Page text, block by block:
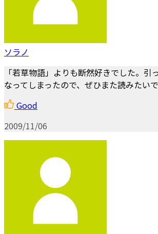
ソラノ
「若草物語」よりも断然好きでした。引
なってしまったので、ぜひまた読みたいで
Good
2009/11/06